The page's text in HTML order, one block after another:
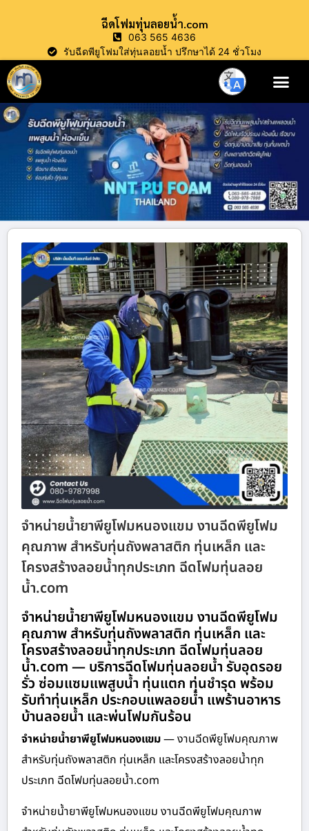
ฉีดโฟมทุ่นลอยน้ำ.com
063 565 4636
รับฉีดพียูโฟมใส่ทุ่นลอยน้ำ ปรึกษาได้ 24 ชั่วโมง
จำหน่ายน้ำยาพียูโฟมหนองแขม งานฉีดพียูโฟม
คุณภาพ สำหรับทุ่นถังพลาสติก ทุ่นเหล็ก และ
โครงสร้างลอยน้ำทุกประเภท ฉีดโฟมทุ่นลอย
น้ำ.com
จำหน่ายน้ำยาพียูโฟมหนองแขม งานฉีดพียูโฟม
คุณภาพ สำหรับทุ่นถังพลาสติก ทุ่นเหล็ก และ
โครงสร้างลอยน้ำทุกประเภท ฉีดโฟมทุ่นลอย
น้ำ.com — บริการฉีดโฟมทุ่นลอยน้ำ รับอุดรอย
รั่ว ซ่อมแซมแพสูบน้ำ ทุ่นแตก ทุ่นชำรุด พร้อม
รับทำทุ่นเหล็ก ประกอบแพลอยน้ำ แพร้านอาหาร
บ้านลอยน้ำ และพ่นโฟมกันร้อน
จำหน่ายน้ำยาพียูโฟมหนองแขม— งานฉีดพียูโฟมคุณภาพ
สำหรับทุ่นถังพลาสติก ทุ่นเหล็ก และโครงสร้างลอยน้ำทุก
ประเภท ฉีดโฟมทุ่นลอยน้ำ.com
จำหน่ายน้ำยาพียูโฟมหนองแขม งานฉีดพียูโฟมคุณภาพ